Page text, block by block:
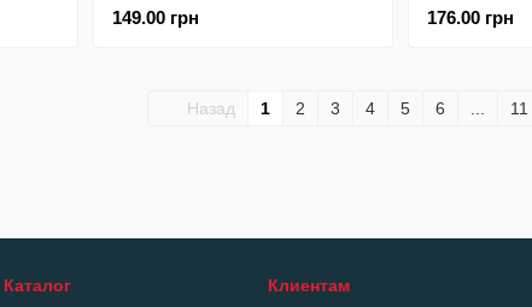
149.00 грн
176.00 грн
Назад 1 2 3 4 5 6 11
Каталог Клиентам